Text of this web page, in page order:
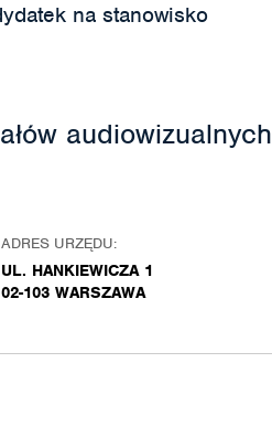
na stanowisko
audiowizualnych
ADRES URZĘDU:
UL. HANKIEWICZA 1
02-103 WARSZAWA